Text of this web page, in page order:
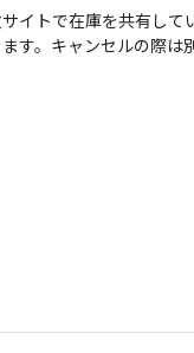
イトで在庫を共有して
す。キャンセルの際は